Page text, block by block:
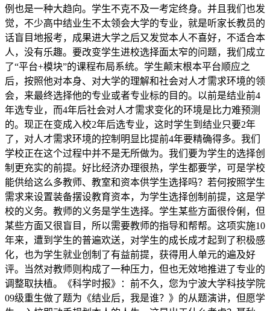
例也是一种大趋向。学生不克不及一考定终身。并且我们也发
觉，不少高中结业生不太领会大学的专业，就是听家长教员的
话盲目地报考，成果进大学之后又发觉本人不喜好，不适合本
人，没有乐趣。要改变学生进校选择面太窄的问题，我们成立
了“平台+模块”的课程布局系统。学生颠末根本平台顺应之
后，按照他对本身、对大学的理解和社会对人才需求环境的领
会，来最终选择他的专业或者专业标的目的。以前是结业前4
年选专业，而4年后社会对人才需求变化的环境是比力难预测
的。现正在变成入校2年后选专业，这时学生到结业只要2年
了，对人才需求环境的控制明显比提前4年要精确得多。我们
学校正在这个过程中并不是无所做为。我们要为学生的选择创
制更充实的前提。好比经济办理很热，学生都要学，可是学校
能供给这么多教师、教室和资本供学生选择吗？若何按照学生
需求来设置装备摆设教育资本，为学生选择创制前提，这是学
校的义务。教师的义务是学生选择。学生某些方面很伶俐，但
某些方面又很盲目，所以需要教师的指导和帮帮。这项实施10
年来，遭到学生的普遍欢送，对学生的成长成才起到了积极感
化，也为学生就业创制了有益前提，获得用人单元的遍及好
评。当然对教师则构成了一种压力，但也无效地推进了专业的
调整取扶植。《科学时报》：前不久，您为宁波大学科技学院
09级重生做了题为《结业后，我是谁？》的从题演讲，但愿学